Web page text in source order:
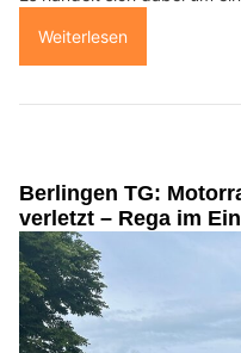
Weiterlesen
Berlingen TG:
verletzt – Rega im